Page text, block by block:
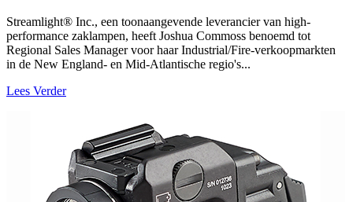
Streamlight® Inc., een toonaangevende leverancier van high-
performance zaklampen, heeft Joshua Commoss benoemd tot
Regional Sales Manager voor haar Industrial/Fire-verkoopmarkten
in de New England- en Mid-Atlantische regio's...
Lees Verder